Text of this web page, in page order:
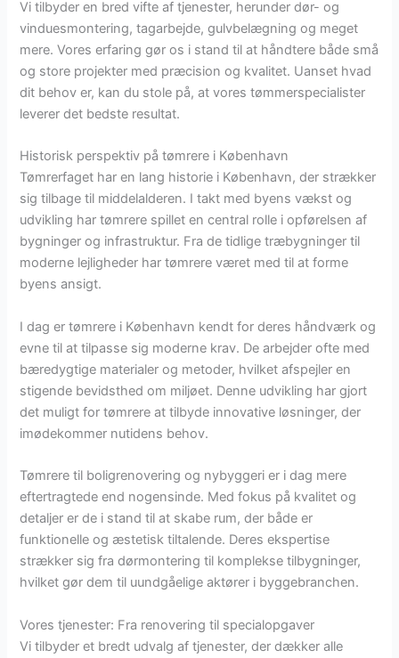
Vi tilbyder en bred vifte af tjenester, herunder dør- og
vinduesmontering, tagarbejde, gulvbelægning og meget
mere. Vores erfaring gør os i stand til at håndtere både små
og store projekter med præcision og kvalitet. Uanset hvad
dit behov er, kan du stole på, at vores tømmerspecialister
leverer det bedste resultat.
Historisk perspektiv på tømrere i København
Tømrerfaget har en lang historie i København, der strækker
sig tilbage til middelalderen. I takt med byens vækst og
udvikling har tømrere spillet en central rolle i opførelsen af
bygninger og infrastruktur. Fra de tidlige træbygninger til
moderne lejligheder har tømrere været med til at forme
byens ansigt.
I dag er tømrere i København kendt for deres håndværk og
evne til at tilpasse sig moderne krav. De arbejder ofte med
bæredygtige materialer og metoder, hvilket afspejler en
stigende bevidsthed om miljøet. Denne udvikling har gjort
det muligt for tømrere at tilbyde innovative løsninger, der
imødekommer nutidens behov.
Tømrere til boligrenovering og nybyggeri er i dag mere
eftertragtede end nogensinde. Med fokus på kvalitet og
detaljer er de i stand til at skabe rum, der både er
funktionelle og æstetisk tiltalende. Deres ekspertise
strækker sig fra dørmontering til komplekse tilbygninger,
hvilket gør dem til uundgåelige aktører i byggebranchen.
Vores tjenester: Fra renovering til specialopgaver
Vi tilbyder et bredt udvalg af tjenester, der dækker alle